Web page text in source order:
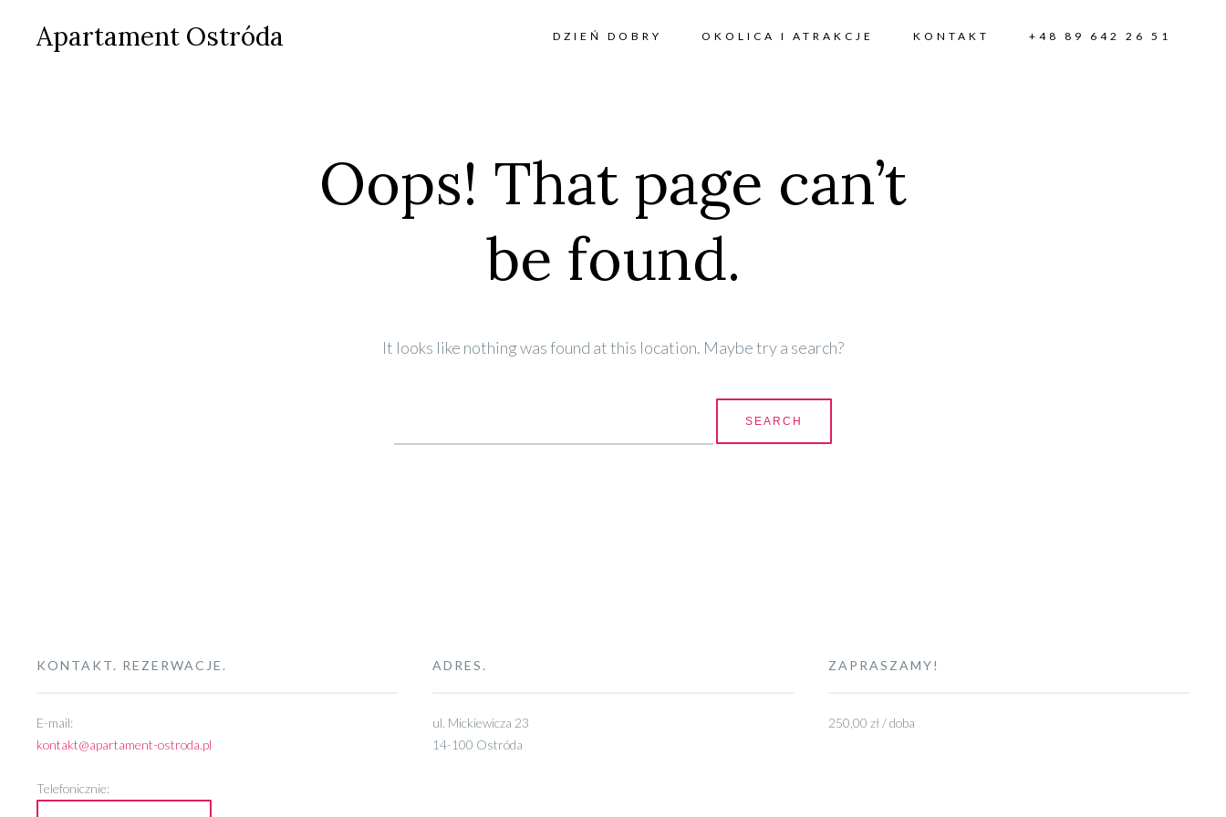
Apartament Ostróda Skip to content
DZIEŃ DOBRY OKOLICA I ATRAKCJE KONTAKT +48 89 642 26 51
Oops! That page can’t
be found.
It looks like nothing was found at this location. Maybe try a search?
KONTAKT. REZERWACJE.
E-mail:
kontakt@apartament-ostroda.pl
Telefonicznie:
ADRES.
ul. Mickiewicza 23
14-100 Ostróda
ZAPRASZAMY!
250,00 zł / doba